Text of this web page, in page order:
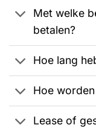
Met welke
betalen?
Hoe lang
Hoe
Lease of